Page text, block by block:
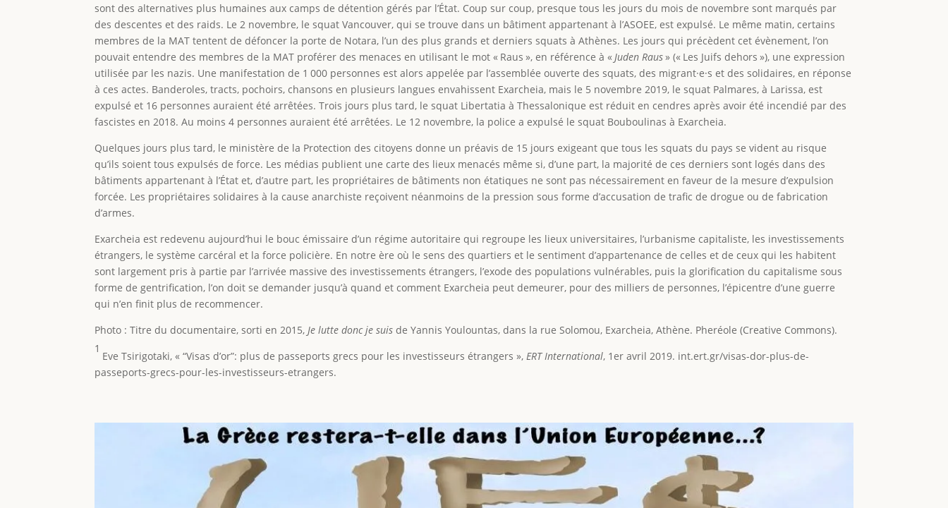
sont des alternatives plus humaines aux camps de détention gérés par l’État. Coup sur coup, presque tous les jours du mois de novembre sont marqués par
des descentes et des raids. Le 2 novembre, le squat Vancouver, qui se trouve dans un bâtiment appartenant à l’ASOEE, est expulsé. Le même matin, certains
membres de la MAT tentent de défoncer la porte de Notara, l’un des plus grands et derniers squats à Athènes. Les jours qui précèdent cet évènement, l’on
pouvait entendre des membres de la MAT proférer des menaces en utilisant le mot « Raus », en référence à «Juden Raus» (« Les Juifs dehors »), une expression
utilisée par les nazis. Une manifestation de 1 000 personnes est alors appelée par l’assemblée ouverte des squats, des migrant·e·s et des solidaires, en réponse
à ces actes. Banderoles, tracts, pochoirs, chansons en plusieurs langues envahissent Exarcheia, mais le 5 novembre 2019, le squat Palmares, à Larissa, est
expulsé et 16 personnes auraient été arrêtées. Trois jours plus tard, le squat Libertatia à Thessalonique est réduit en cendres après avoir été incendié par des
fascistes en 2018. Au moins 4 personnes auraient été arrêtées. Le 12 novembre, la police a expulsé le squat Bouboulinas à Exarcheia.
Quelques jours plus tard, le ministère de la Protection des citoyens donne un préavis de 15 jours exigeant que tous les squats du pays se vident au risque
qu’ils soient tous expulsés de force. Les médias publient une carte des lieux menacés même si, d’une part, la majorité de ces derniers sont logés dans des
bâtiments appartenant à l’État et, d’autre part, les propriétaires de bâtiments non étatiques ne sont pas nécessairement en faveur de la mesure d’expulsion
forcée. Les propriétaires solidaires à la cause anarchiste reçoivent néanmoins de la pression sous forme d’accusation de trafic de drogue ou de fabrication
d’armes.
Exarcheia est redevenu aujourd’hui le bouc émissaire d’un régime autoritaire qui regroupe les lieux universitaires, l’urbanisme capitaliste, les investissements
étrangers, le système carcéral et la force policière. En notre ère où le sens des quartiers et le sentiment d’appartenance de celles et de ceux qui les habitent
sont largement pris à partie par l’arrivée massive des investissements étrangers, l’exode des populations vulnérables, puis la glorification du capitalisme sous
forme de gentrification, l’on doit se demander jusqu’à quand et comment Exarcheia peut demeurer, pour des milliers de personnes, l’épicentre d’une guerre
qui n’en finit plus de recommencer.
Photo : Titre du documentaire, sorti en 2015,Je lutte donc je suis de Yannis Youlountas, dans la rue Solomou, Exarcheia, Athène. Pheréole (Creative Commons).
1
Eve Tsirigotaki, « “Visas d’or”: plus de passeports grecs pour les investisseurs étrangers »,ERT International, 1er avril 2019. int.ert.gr/visas-dor-plus-de-
passeports-grecs-pour-les-investisseurs-etrangers.